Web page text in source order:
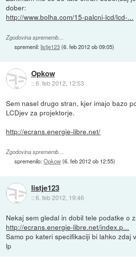
dober:
http://www.bolha.com/15-palcni-lcd/lcd-...
Zgodovina sprememb…
spremenil:listje123(6. feb 2012 ob 09:05)
Opkow
::6. feb 2012, 12:53
Sem nasel drugo stran, kjer imajo bazo
LCDjev za projektorje.
http://ecrans.energie-libre.net/
Zgodovina sprememb…
spremenilo:Opkow(6. feb 2012 ob 12:55)
listje123
::6. feb 2012, 19:46
Nekaj sem gledal in dobil tele podatke o
http://ecrans.energie-libre.net/index.p...
Samo po kateri specifikaciji bi lahko zdaj
lp